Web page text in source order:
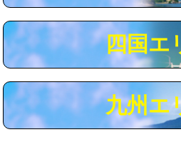
※給水管工事は20mmまでの価格
四国エ
九州エ